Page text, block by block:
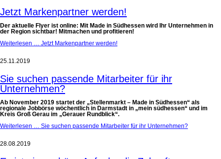
Jetzt Markenpartner werden!
Der aktuelle Flyer ist online: Mit Made in Südhessen wird Ihr Unternehmen in
der Region sichtbar! Mitmachen und profitieren!
Weiterlesen … Jetzt Markenpartner werden!
25.11.2019
Sie suchen passende Mitarbeiter für ihr
Unternehmen?
Ab November 2019 startet der „Stellenmarkt – Made in Südhessen“ als
regionale Jobbörse wöchentlich in Darmstadt in „mein südhessen“ und im
Kreis Groß Gerau im „Gerauer Rundblick“.
Weiterlesen … Sie suchen passende Mitarbeiter für ihr Unternehmen?
28.08.2019